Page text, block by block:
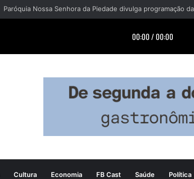
Cultura Economia FB Cast Saúde Política